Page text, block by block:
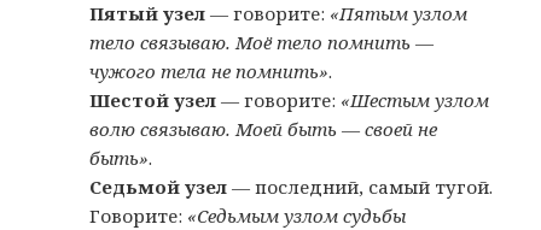
Пятый узел — говорите: «Пятым узлом
тело связываю. Моё тело помнить —
чужого тела не помнить».
Шестой узел — говорите: «Шестым узлом
волю связываю. Моей быть — своей не
быть».
Седьмой узел — последний, самый тугой.
Говорите: «Седьмым узлом судьбы